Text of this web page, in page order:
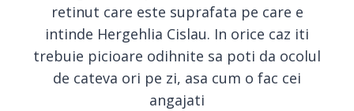
retinut care este suprafata pe care e
intinde Hergehlia Cislau. In orice caz iti
trebuie picioare odihnite sa poti da ocolul
de cateva ori pe zi, asa cum o fac cei
angajati